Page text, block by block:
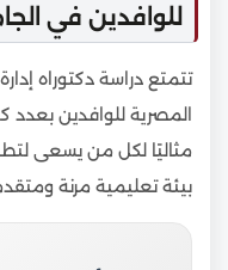
للوافدين في
تتمتع دراسة دكتوراه
المصرية للوافدين بعدد
مثاليًا لكل من يسعى
بيئة تعليمية مرنة